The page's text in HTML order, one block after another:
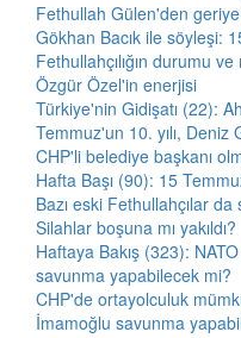
Fethullah Gülen'den
Gökhan Bacık ile söyleşi:
Fethullahçılığın durumu
Özgür Özel'in enerjisi
Türkiye'nin Gidişatı (22):
Temmuz'un 10. yılı, Deniz
CHP'li belediye başkanı
Hafta Başı (90): 15
Bazı eski Fethullahçılar
Silahlar boşuna mı yakıldı?
Haftaya Bakış (323):
savunma yapabilecek mi?
CHP'de ortayolculuk
İmamoğlu savunma